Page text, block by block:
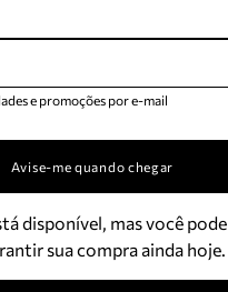
e promoções por e-mail
Avise-me quando chegar
disponível, mas você pode
sua compra ainda hoje.